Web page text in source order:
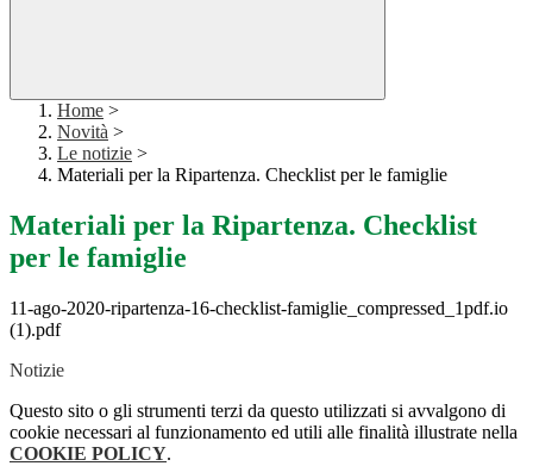
Home >
Novità >
Le notizie >
Materiali per la Ripartenza. Checklist per le famiglie
Materiali per la Ripartenza. Checklist
per le famiglie
11-ago-2020-ripartenza-16-checklist-famiglie_compressed_1pdf.io
(1).pdf
Notizie
Questo sito o gli strumenti terzi da questo utilizzati si avvalgono di
cookie necessari al funzionamento ed utili alle finalità illustrate nella
COOKIE POLICY.